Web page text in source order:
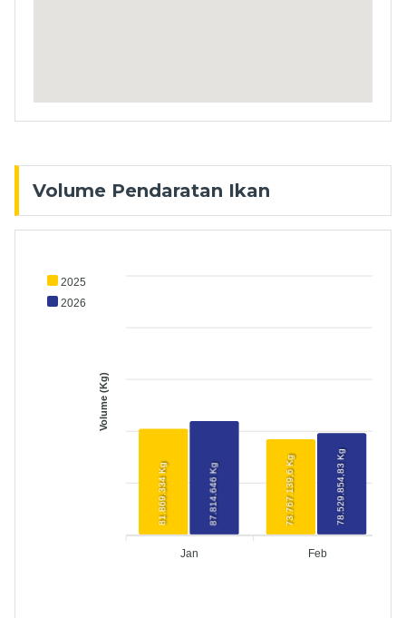
Volume Pendaratan Ikan
2025
2026
Volume (Kg)
81.869.334 Kg 73.767.139,6 Kg
87.814.646 Kg 78.529.854,83 Kg
Jan Feb